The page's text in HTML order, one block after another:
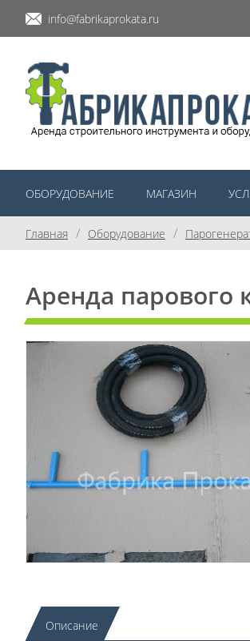
info@fabrikaprokata.ru
ОБОРУДОВАНИЕ МАГАЗИН
Главная / Оборудование /
Аренда парового
Описание